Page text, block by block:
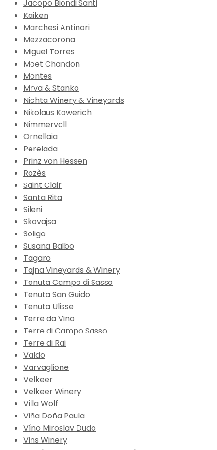
Jacopo Biondi Santi
Kaiken
Marchesi Antinori
Mezzacorona
Miguel Torres
Moet Chandon
Montes
Mrva & Stanko
Nichta Winery & Vineyards
Nikolaus Kowerich
Nimmervoll
Ornellaia
Perelada
Prinz von Hessen
Rozès
Saint Clair
Santa Rita
Sileni
Skovajsa
Soligo
Susana Balbo
Tagaro
Tajna Vineyards & Winery
Tenuta Campo di Sasso
Tenuta San Guido
Tenuta Ulisse
Terre da Vino
Terre di Campo Sasso
Terre di Rai
Valdo
Varvaglione
Velkeer
Velkeer Winery
Villa Wolf
Viña Doña Paula
Víno Miroslav Dudo
Vins Winery